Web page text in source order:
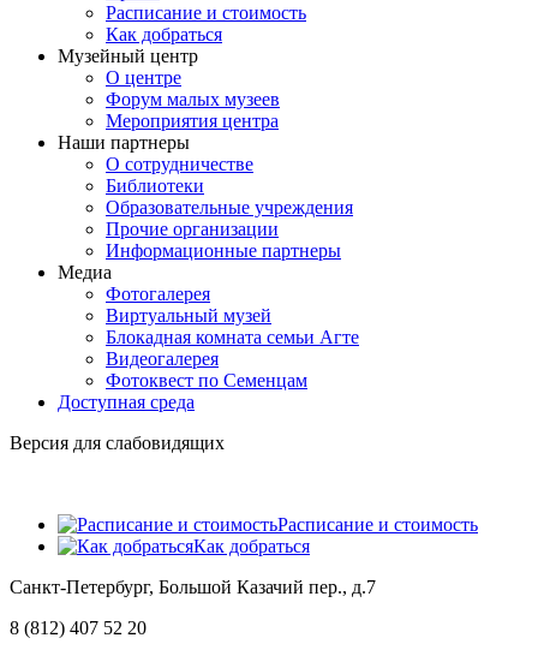
Расписание и стоимость
Как добраться
Музейный центр
О центре
Форум малых музеев
Мероприятия центра
Наши партнеры
О сотрудничестве
Библиотеки
Образовательные учреждения
Прочие организации
Информационные партнеры
Медиа
Фотогалерея
Виртуальный музей
Блокадная комната семьи Агте
Видеогалерея
Фотоквест по Семенцам
Доступная среда
Версия для слабовидящих
Расписание и стоимость
Как добраться
Санкт-Петербург, Большой Казачий пер., д.7
8 (812) 407 52 20